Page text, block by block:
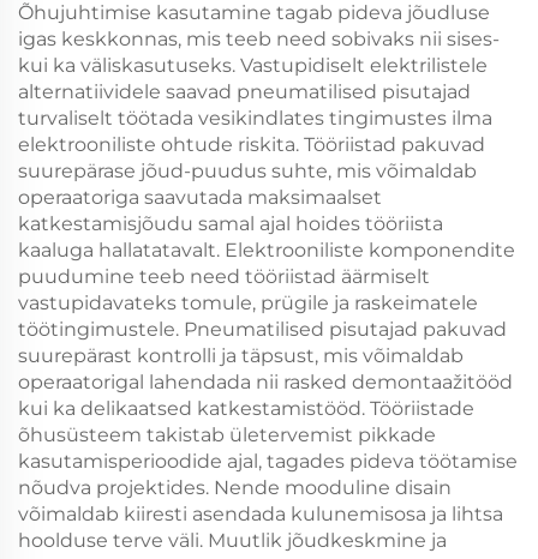
Õhujuhtimise kasutamine tagab pideva jõudluse
igas keskkonnas, mis teeb need sobivaks nii sises-
kui ka väliskasutuseks. Vastupidiselt elektrilistele
alternatiividele saavad pneumatilised pisutajad
turvaliselt töötada vesikindlates tingimustes ilma
elektrooniliste ohtude riskita. Tööriistad pakuvad
suurepärase jõud-puudus suhte, mis võimaldab
operaatoriga saavutada maksimaalset
katkestamisjõudu samal ajal hoides tööriista
kaaluga hallatatavalt. Elektrooniliste komponendite
puudumine teeb need tööriistad äärmiselt
vastupidavateks tomule, prügile ja raskeimatele
töötingimustele. Pneumatilised pisutajad pakuvad
suurepärast kontrolli ja täpsust, mis võimaldab
operaatorigal lahendada nii rasked demontaažitööd
kui ka delikaatsed katkestamistööd. Tööriistade
õhusüsteem takistab ületervemist pikkade
kasutamisperioodide ajal, tagades pideva töötamise
nõudva projektides. Nende mooduline disain
võimaldab kiiresti asendada kulunemisosa ja lihtsa
hoolduse terve väli. Muutlik jõudkeskmine ja